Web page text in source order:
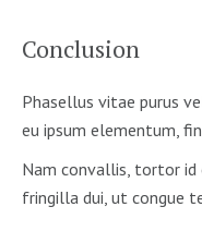
Conclusion
Phasellus vitae purus
eu ipsum elementum,
Nam convallis, tortor id
fringilla dui, ut congue